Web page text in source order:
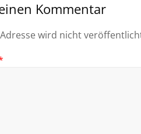
Kommentar
wird nicht